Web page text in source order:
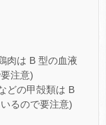
肉は B 型の血液
注意)
どの甲殻類は B
るので要注意)